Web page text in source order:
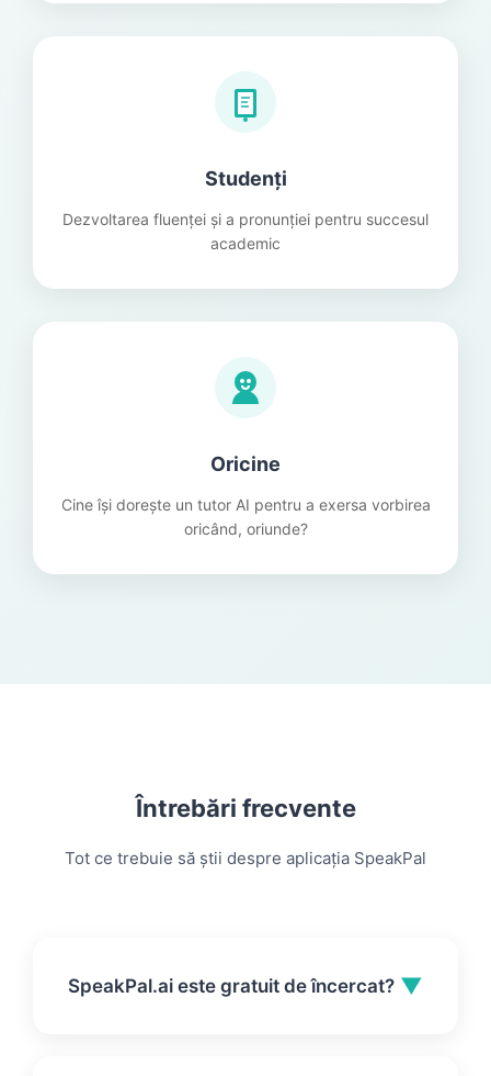
Studenți
Dezvoltarea fluenței și a pronunției pentru succesul
academic
Oricine
Cine își dorește un tutor AI pentru a exersa vorbirea
oricând, oriunde?
Întrebări frecvente
Tot ce trebuie să știi despre aplicația SpeakPal
SpeakPal.ai este gratuit de încercat? ▼